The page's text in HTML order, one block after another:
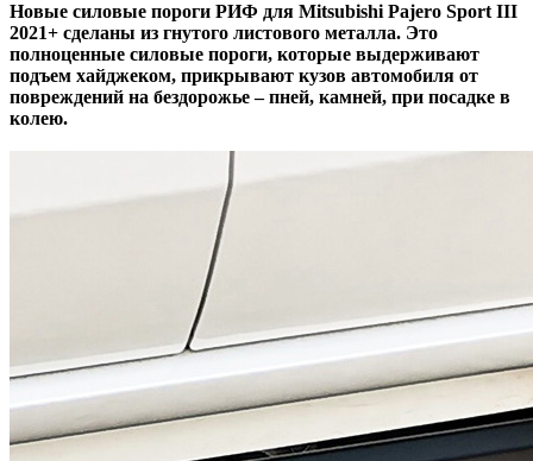
Новые силовые пороги РИФ для Mitsubishi Pajero Sport III
2021+ сделаны из гнутого листового металла. Это
полноценные силовые пороги, которые выдерживают
подъем хайджеком, прикрывают кузов автомобиля от
повреждений на бездорожье – пней, камней, при посадке в
колею.